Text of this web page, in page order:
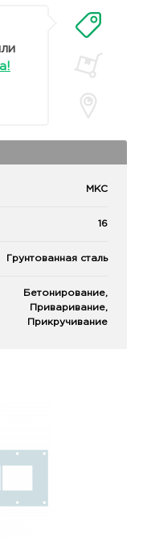
МКС
16
Грунтованная сталь
Бетонирование,
Приваривание,
Прикручивание